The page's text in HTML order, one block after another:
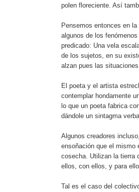
polen floreciente. Así
Pensemos entonces en
algunos de los
predicado: Una vela
de los sujetos, en su
alzan pues las
El poeta y el artista
contemplar hondamente
lo que un poeta fabrica
dándole un sintagma
Algunos creadores
ensoñación que el mismo
cosecha. Utilizan la tierra
ellos, con ellos, y para
Tal es el caso del